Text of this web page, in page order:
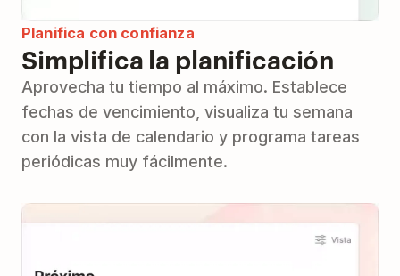
Planifica con confianza
Simplifica la planificación
Aprovecha tu tiempo al máximo. Establece
fechas de vencimiento, visualiza tu semana
con la vista de calendario y programa tareas
periódicas muy fácilmente.